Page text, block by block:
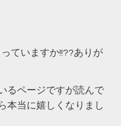
ていますか!!??ありが
るページですが読んで
本当に嬉しくなりまし